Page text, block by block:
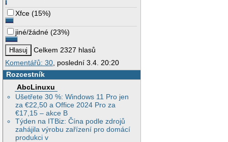
Xfce (15%)
jiné/žádné (23%)
Celkem 2327 hlasů
Komentářů: 30, poslední 3.4. 20:20
Rozcestník
AbcLinuxu
Ušetřete 30 %: Windows 11 Pro jen
za €22,50 a Office 2024 Pro za
€17,15 – akce B
Týden na ITBiz: Čína podle zdrojů
zahájila výrobu zařízení pro domácí
produkci v